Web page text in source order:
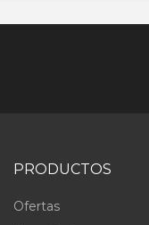
PRODUCTOS
Ofertas